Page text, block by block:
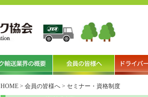
HOME > 会員の皆様へ > セミナー・資格制度